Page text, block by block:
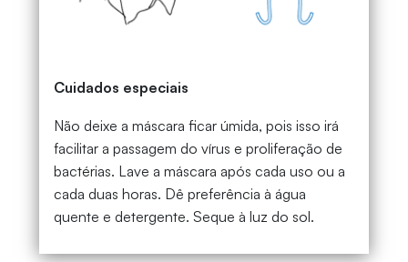
Cuidados especiais
Não deixe a máscara ficar úmida, pois isso irá
facilitar a passagem do vírus e proliferação de
bactérias. Lave a máscara após cada uso ou a
cada duas horas. Dê preferência à água
quente e detergente. Seque à luz do sol.